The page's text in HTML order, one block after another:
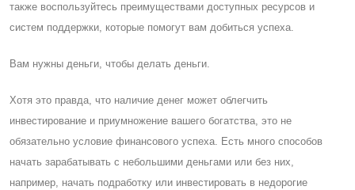
также воспользуйтесь преимуществами доступных ресурсов и
систем поддержки, которые помогут вам добиться успеха.
Вам нужны деньги, чтобы делать деньги.
Хотя это правда, что наличие денег может облегчить
инвестирование и приумножение вашего богатства, это не
обязательно условие финансового успеха. Eсть много способов
начать зарабатывать с небольшими деньгами или без них,
например, начать подработку или инвестировать в недорогие